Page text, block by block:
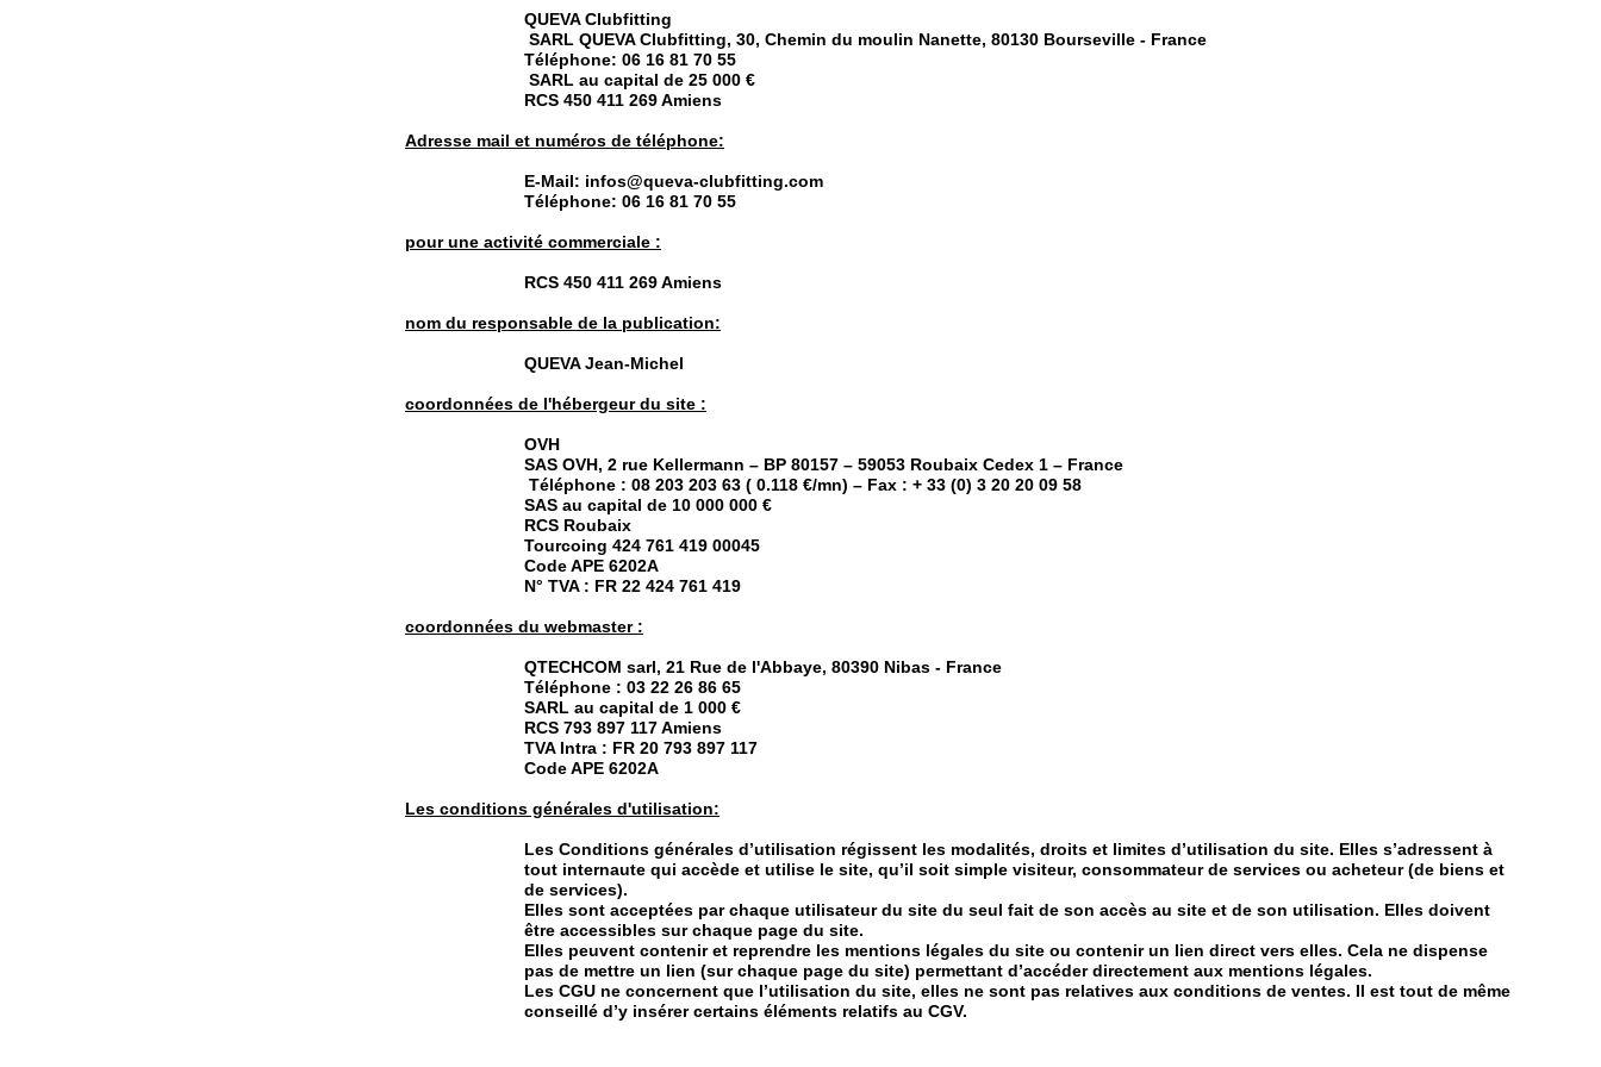
QUEVA Clubfitting
SARL QUEVA Clubfitting, 30, Chemin du moulin Nanette, 80130 Bourseville - France
Téléphone: 06 16 81 70 55
SARL au capital de 25 000 €
RCS 450 411 269 Amiens
Adresse mail et numéros de téléphone:
E-Mail: infos@queva-clubfitting.com
Téléphone: 06 16 81 70 55
pour une activité commerciale :
RCS 450 411 269 Amiens
nom du responsable de la publication:
QUEVA Jean-Michel
coordonnées de l'hébergeur du site :
OVH
SAS OVH, 2 rue Kellermann – BP 80157 – 59053 Roubaix Cedex 1 – France
Téléphone : 08 203 203 63 ( 0.118 €/mn) – Fax : + 33 (0) 3 20 20 09 58
SAS au capital de 10 000 000 €
RCS Roubaix
Tourcoing 424 761 419 00045
Code APE 6202A
N° TVA : FR 22 424 761 419
coordonnées du webmaster :
QTECHCOM sarl, 21 Rue de l'Abbaye, 80390 Nibas - France
Téléphone : 03 22 26 86 65
SARL au capital de 1 000 €
RCS 793 897 117 Amiens
TVA Intra : FR 20 793 897 117
Code APE 6202A
Les conditions générales d'utilisation:
Les Conditions générales d’utilisation régissent les modalités, droits et limites d’utilisation du site. Elles s’adressent à
tout internaute qui accède et utilise le site, qu’il soit simple visiteur, consommateur de services ou acheteur (de biens et
de services).
Elles sont acceptées par chaque utilisateur du site du seul fait de son accès au site et de son utilisation. Elles doivent
être accessibles sur chaque page du site.
Elles peuvent contenir et reprendre les mentions légales du site ou contenir un lien direct vers elles. Cela ne dispense
pas de mettre un lien (sur chaque page du site) permettant d’accéder directement aux mentions légales.
Les CGU ne concernent que l’utilisation du site, elles ne sont pas relatives aux conditions de ventes. Il est tout de même
conseillé d’y insérer certains éléments relatifs au CGV.